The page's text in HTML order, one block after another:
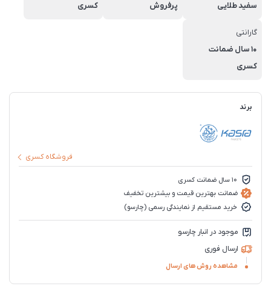
سفید طلایی
پرفروش
کسری
گارانتی
10 سال ضمانت
کسری
برند
فروشگاه کسری
10 سال ضمانت کسری
ضمانت بهترین قیمت و بیشترین تخفیف
خرید مستقیم از نمایندگی رسمی (چارسو)
موجود در انبار چارسو
ارسال فوری
مشاهده روش های ارسال